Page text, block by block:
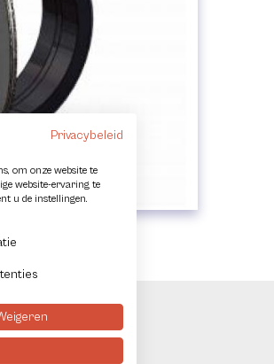
Privacybeleid
om onze website te
website-ervaring te
u de instellingen.